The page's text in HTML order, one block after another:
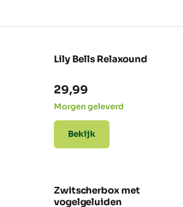
Lily Bells Relaxound
29,99
Morgen geleverd
Bekijk
Zwitscherbox met
vogelgeluiden